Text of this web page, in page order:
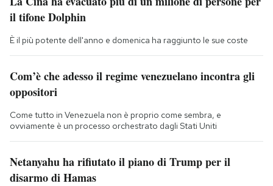
il tifone Dolphin
È il più potente dell'anno e domenica ha raggiunto le sue coste
Com’è che adesso il regime venezuelano incontra gli
oppositori
Come tutto in Venezuela non è proprio come sembra, e
ovviamente è un processo orchestrato dagli Stati Uniti
Netanyahu ha rifiutato il piano di Trump per il
disarmo di Hamas